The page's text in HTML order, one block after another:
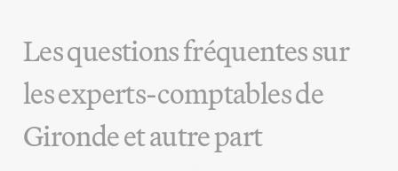
Les questions fréquentes sur
les experts-comptables de
Gironde et autre part